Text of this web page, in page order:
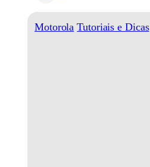
Motorola Tutoriais e Dicas